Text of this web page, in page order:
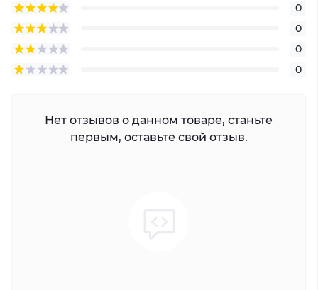
0
0
0
0
Нет отзывов о данном товаре, станьте
первым, оставьте свой отзыв.